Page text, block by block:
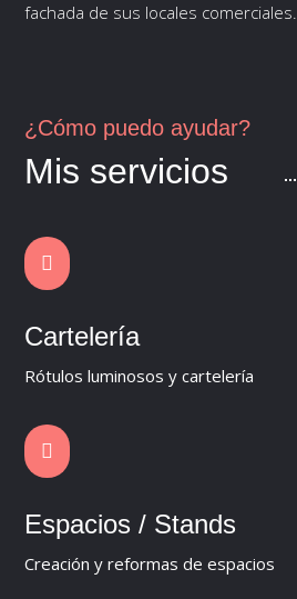
fachada de sus locales comerciales.
¿Cómo puedo ayudar?
Mis servicios

Cartelería
Rótulos luminosos y cartelería

Espacios / Stands
Creación y reformas de espacios